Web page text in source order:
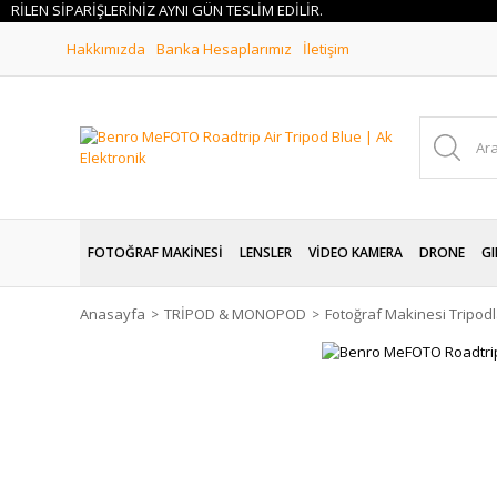
SİPARİŞLERİNİZ AYNI GÜN TESLİM EDİLİR.
Hakkımızda
Banka Hesaplarımız İletişim
FOTOĞRAF MAKİNESİ LENSLER VİDEO KAMERA DRONE
Anasayfa TRİPOD & MONOPOD Fotoğraf Makinesi